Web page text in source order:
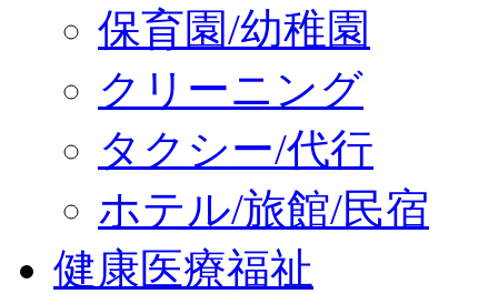
保育園/幼稚園
クリーニング
タクシー/代行
ホテル/旅館/民宿
健康医療福祉